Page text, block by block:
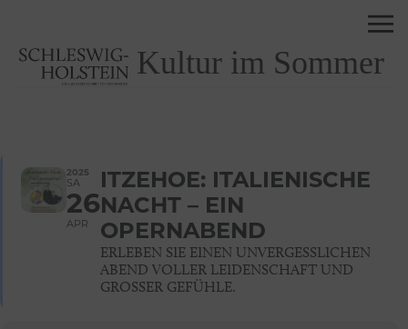
Kultur im Sommer
2025
SA
26
APR
ITZEHOE: ITALIENISCHE
NACHT – EIN
OPERNABEND
ERLEBEN SIE EINEN UNVERGESSLICHEN
ABEND VOLLER LEIDENSCHAFT UND
GROSSER GEFÜHLE.